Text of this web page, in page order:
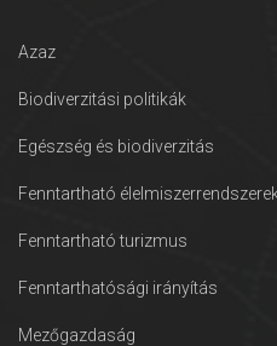
Azaz
Biodiverzitási politikák
Egészség és biodiverzitás
Fenntartható
Fenntartható turizmus
Fenntarthatósági irányítás
Mezőgazdaság